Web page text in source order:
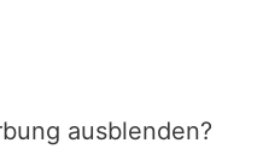
ausblenden?